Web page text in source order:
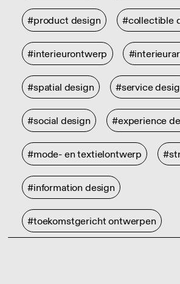
#product design #collectible
#interieurontwerp
#spatial design #service
#social design #experience
#mode- en textielontwerp
#information design
#toekomstgericht ontwerpen